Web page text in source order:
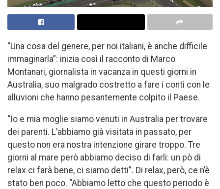
“Una cosa del genere, per noi italiani, è anche difficile
immaginarla”: inizia così il racconto di Marco
Montanari, giornalista in vacanza in questi giorni in
Australia, suo malgrado costretto a fare i conti con le
alluvioni che hanno pesantemente colpito il Paese.
“Io e mia moglie siamo venuti in Australia per trovare
dei parenti. L’abbiamo già visitata in passato, per
questo non era nostra intenzione girare troppo. Tre
giorni al mare però abbiamo deciso di farli: un pò di
relax ci farà bene, ci siamo detti”. Di relax, però, ce n’è
stato ben poco. “Abbiamo letto che questo periodo è